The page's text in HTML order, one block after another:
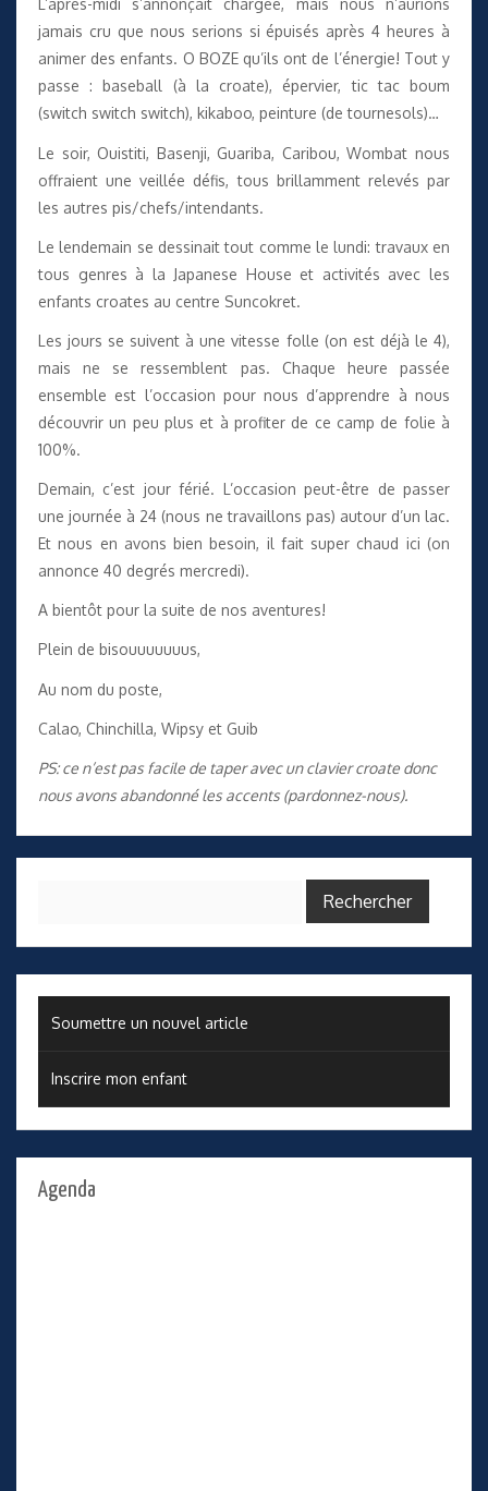
L’après-midi s’annonçait chargée, mais nous n’aurions
jamais cru que nous serions si épuisés après 4 heures à
animer des enfants. O BOZE qu’ils ont de l’énergie! Tout y
passe : baseball (à la croate), épervier, tic tac boum
(switch switch switch), kikaboo, peinture (de tournesols)…
Le soir, Ouistiti, Basenji, Guariba, Caribou, Wombat nous
offraient une veillée défis, tous brillamment relevés par
les autres pis/chefs/intendants.
Le lendemain se dessinait tout comme le lundi: travaux en
tous genres à la Japanese House et activités avec les
enfants croates au centre Suncokret.
Les jours se suivent à une vitesse folle (on est déjà le 4),
mais ne se ressemblent pas. Chaque heure passée
ensemble est l’occasion pour nous d’apprendre à nous
découvrir un peu plus et à profiter de ce camp de folie à
100%.
Demain, c’est jour férié. L’occasion peut-être de passer
une journée à 24 (nous ne travaillons pas) autour d’un lac.
Et nous en avons bien besoin, il fait super chaud ici (on
annonce 40 degrés mercredi).
A bientôt pour la suite de nos aventures!
Plein de bisouuuuuuus,
Au nom du poste,
Calao, Chinchilla, Wipsy et Guib
PS: ce n’est pas facile de taper avec un clavier croate donc
nous avons abandonné les accents (pardonnez-nous).
Soumettre un nouvel article
Inscrire mon enfant
Agenda